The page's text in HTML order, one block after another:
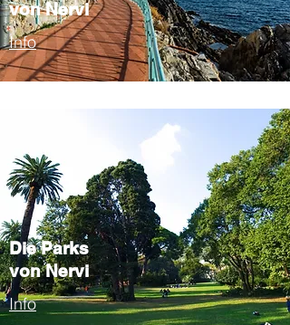
von Nervi
Info
Die Parks
von Nervi
Info